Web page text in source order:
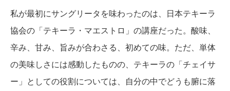
私が最初にサングリータを味わったのは、日本テキーラ
協会の「テキーラ・マエストロ」の講座だった。酸味、
辛み、甘み、旨みが合わさる、初めての味。ただ、単体
の美味しさには感動したものの、テキーラの「チェイサ
ー」としての役割については、自分の中でどうも腑に落